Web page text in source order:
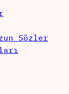
Sözler